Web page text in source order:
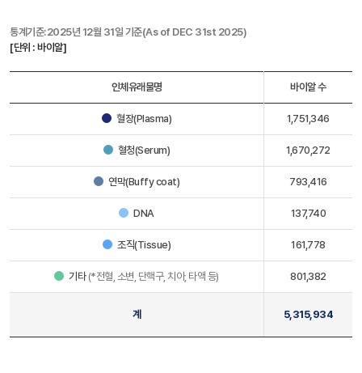
통계기준:2025년 12월 31일 기준(As of DEC 31st 2025)
[단위 : 바이알]
인체유래물명 바이알 수
혈장(Plasma) 1,751,346
혈청(Serum) 1,670,272
연막(Buffy coat) 793,416
DNA 137,740
조직(Tissue) 161,778
기타 (*전혈, 소변, 단핵구, 치아, 타액 등) 801,382
계 5,315,934